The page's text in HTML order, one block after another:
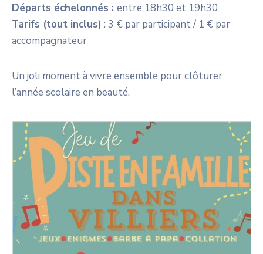
Départs échelonnés : entre 18h30 et 19h30
Tarifs (tout inclus) : 3 € par participant / 1 € par
accompagnateur
Un joli moment à vivre ensemble pour clôturer
l’année scolaire en beauté.